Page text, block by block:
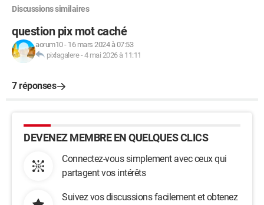
Discussions similaires
question pix mot caché
aorum10- 16 mars 2024 à 07:53
pixlagalere-4 mai 2026 à 11:11
7 réponses
DEVENEZ MEMBRE EN QUELQUES CLICS
Connectez-vous simplement avec ceux qui
partagent vos intérêts
Suivez vos discussions facilement et obtenez